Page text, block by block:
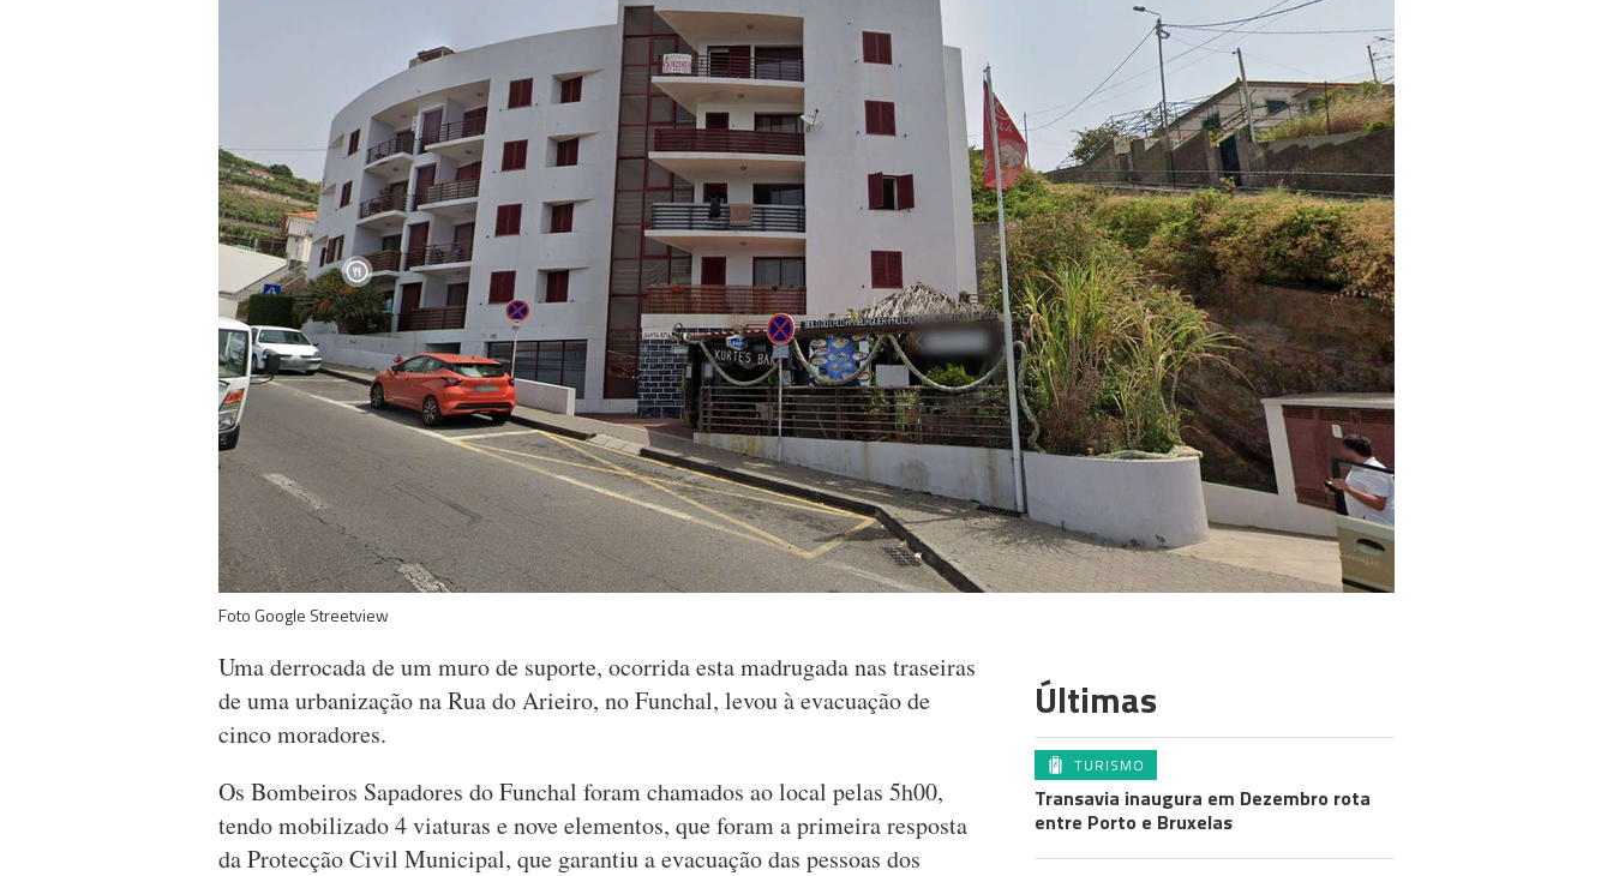
Foto Google Streetview
Uma derrocada de um muro de suporte, ocorrida esta madrugada nas traseiras
de uma urbanização na Rua do Arieiro, no Funchal, levou à evacuação de
cinco moradores.
Os Bombeiros Sapadores do Funchal foram chamados ao local pelas 5h00,
tendo mobilizado 4 viaturas e nove elementos, que foram a primeira resposta
da Protecção Civil Municipal, que garantiu a evacuação das pessoas dos
Últimas
TURISMO
Transavia inaugura em Dezembro rota
entre Porto e Bruxelas